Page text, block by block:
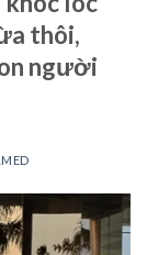
thôi,
người